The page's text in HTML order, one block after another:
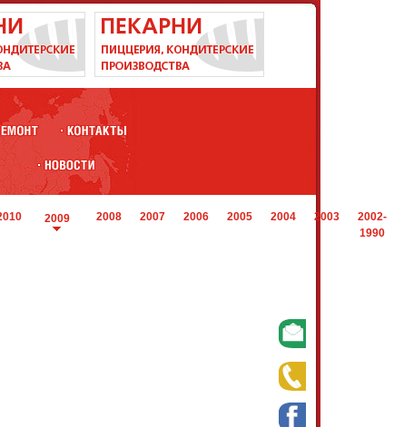
2009 2008 2007 2006 2005 2004 2003
2002-
1990